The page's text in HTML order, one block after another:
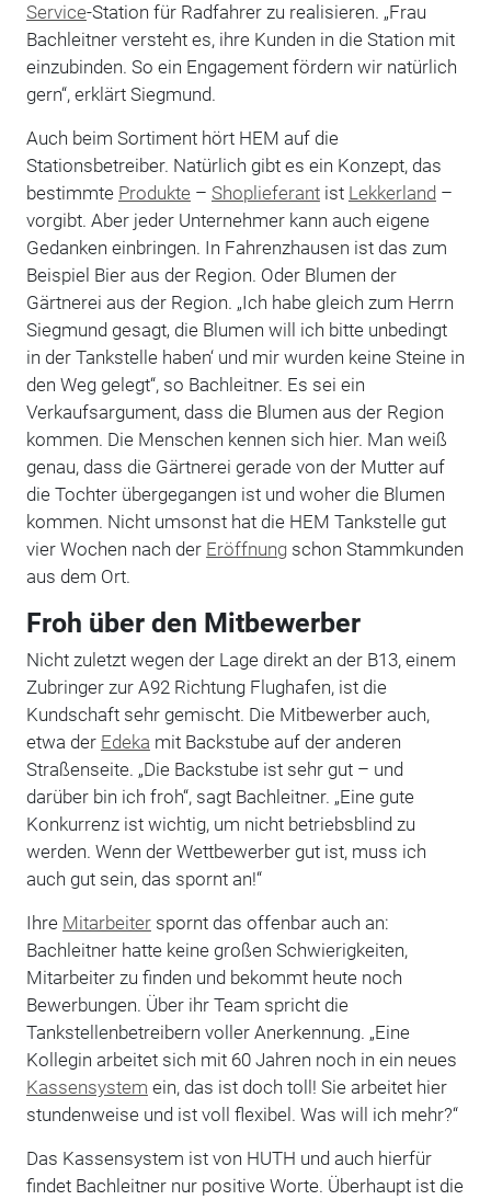
Service-Station für Radfahrer zu realisieren. „Frau
Bachleitner versteht es, ihre Kunden in die Station mit
einzubinden. So ein Engagement fördern wir natürlich
gern“, erklärt Siegmund.
Auch beim Sortiment hört HEM auf die
Stationsbetreiber. Natürlich gibt es ein Konzept, das
bestimmte Produkte – Shoplieferantist Lekkerland –
vorgibt. Aber jeder Unternehmer kann auch eigene
Gedanken einbringen. In Fahrenzhausen ist das zum
Beispiel Bier aus der Region. Oder Blumen der
Gärtnerei aus der Region. „Ich habe gleich zum Herrn
Siegmund gesagt‚ die Blumen will ich bitte unbedingt
in der Tankstelle haben‘ und mir wurden keine Steine in
den Weg gelegt“, so Bachleitner. Es sei ein
Verkaufsargument, dass die Blumen aus der Region
kommen. Die Menschen kennen sich hier. Man weiß
genau, dass die Gärtnerei gerade von der Mutter auf
die Tochter übergegangen ist und woher die Blumen
kommen. Nicht umsonst hat die HEM Tankstelle gut
vier Wochen nach der Eröffnungschon Stammkunden
aus dem Ort.
Froh über den Mitbewerber
Nicht zuletzt wegen der Lage direkt an der B13, einem
Zubringer zur A92 Richtung Flughafen, ist die
Kundschaft sehr gemischt. Die Mitbewerber auch,
etwa der Edeka mit Backstube auf der anderen
Straßenseite. „Die Backstube ist sehr gut – und
darüber bin ich froh“, sagt Bachleitner. „Eine gute
Konkurrenz ist wichtig, um nicht betriebsblind zu
werden. Wenn der Wettbewerber gut ist, muss ich
auch gut sein, das spornt an!“
Ihre Mitarbeiterspornt das offenbar auch an:
Bachleitner hatte keine großen Schwierigkeiten,
Mitarbeiter zu finden und bekommt heute noch
Bewerbungen. Über ihr Team spricht die
Tankstellenbetreibern voller Anerkennung. „Eine
Kollegin arbeitet sich mit 60 Jahren noch in ein neues
Kassensystem ein, das ist doch toll! Sie arbeitet hier
stundenweise und ist voll flexibel. Was will ich mehr?“
Das Kassensystem ist von HUTH und auch hierfür
findet Bachleitner nur positive Worte. Überhaupt ist die